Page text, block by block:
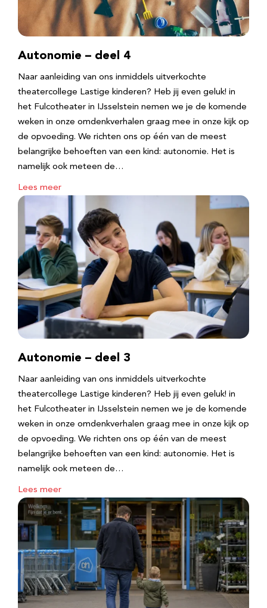
Autonomie – deel 4
Naar aanleiding van ons inmiddels uitverkochte
theatercollege Lastige kinderen? Heb jij even geluk! in
het Fulcotheater in IJsselstein nemen we je de komende
weken in onze omdenkverhalen graag mee in onze kijk op
de opvoeding. We richten ons op één van de meest
belangrijke behoeften van een kind: autonomie. Het is
namelijk ook meteen de…
Lees meer
Autonomie – deel 3
Naar aanleiding van ons inmiddels uitverkochte
theatercollege Lastige kinderen? Heb jij even geluk! in
het Fulcotheater in IJsselstein nemen we je de komende
weken in onze omdenkverhalen graag mee in onze kijk op
de opvoeding. We richten ons op één van de meest
belangrijke behoeften van een kind: autonomie. Het is
namelijk ook meteen de…
Lees meer